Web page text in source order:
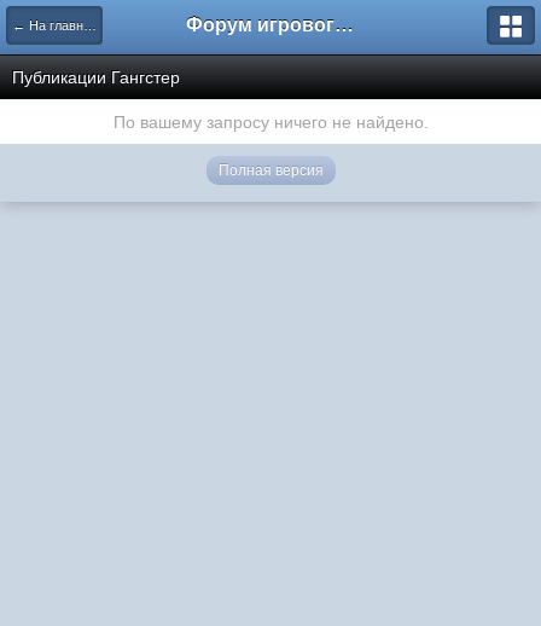
← На главную Форум игрового проекта Riverrise
Публикации Гангстер
По вашему запросу ничего не найдено.
Полная версия